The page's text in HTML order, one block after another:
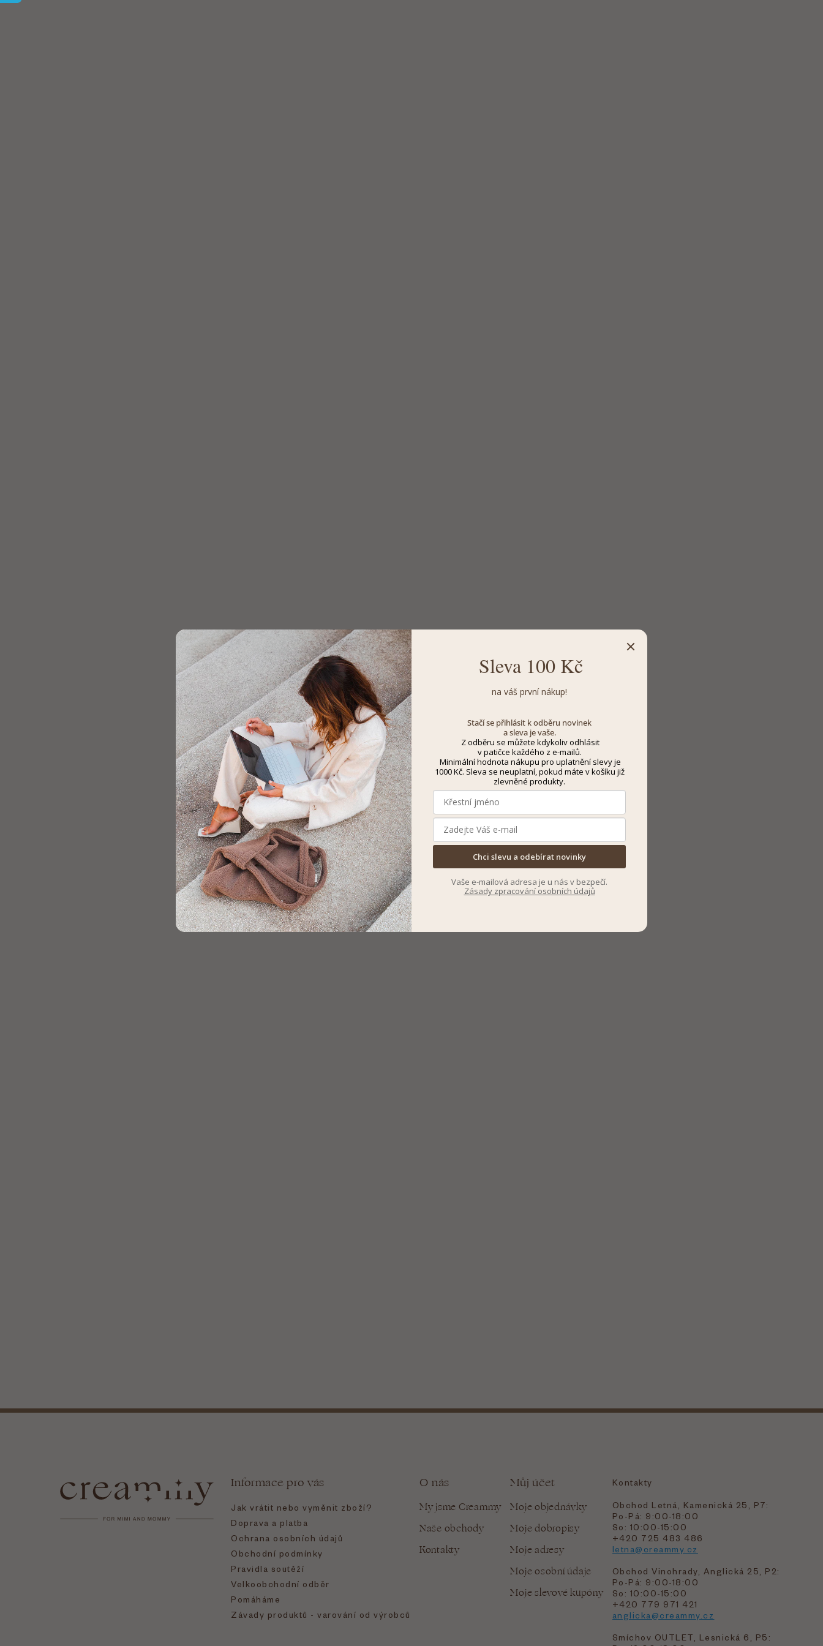
Informace pro vás
Jak vrátit nebo vyměnit zboží?
Doprava a platba
Ochrana osobních údajů
Obchodní podmínky
Pravidla soutěží
Velkoobchodní odběr
Pomáháme
Závady produktů - varování od výrobců
O nás
My jsme Creammy
Naše obchody
Kontakty
Můj účet
Moje objednávky
Moje dobropisy
Moje adresy
Moje osobní údaje
Moje slevové kupóny
Kontakty
Obchod Letná, Kamenická 25, P7:
Po-Pá: 9:00-18:00
So: 10:00-15:00
+420 725 483 486
letna@creammy.cz
Obchod Vinohrady, Anglická 25, P2:
Po-Pá: 9:00-18:00
So: 10:00-15:00
+420 779 971 421
anglicka@creammy.cz
Smíchov OUTLET, Lesnická 6, P5:
Sleva 100 Kč
na váš první nákup!
Stačí se přihlásit k odběru novinek
a sleva je vaše.
Z odběru se můžete kdykoliv odhlásit
v patičce každého z e-mailů.
Minimální hodnota nákupu pro uplatnění slevy je
1000 Kč. Sleva se neuplatní, pokud máte v košíku již
zlevněné produkty.
Chci slevu a odebírat novinky
Vaše e-mailová adresa je u nás v bezpečí.
Zásady zpracování osobních údajů